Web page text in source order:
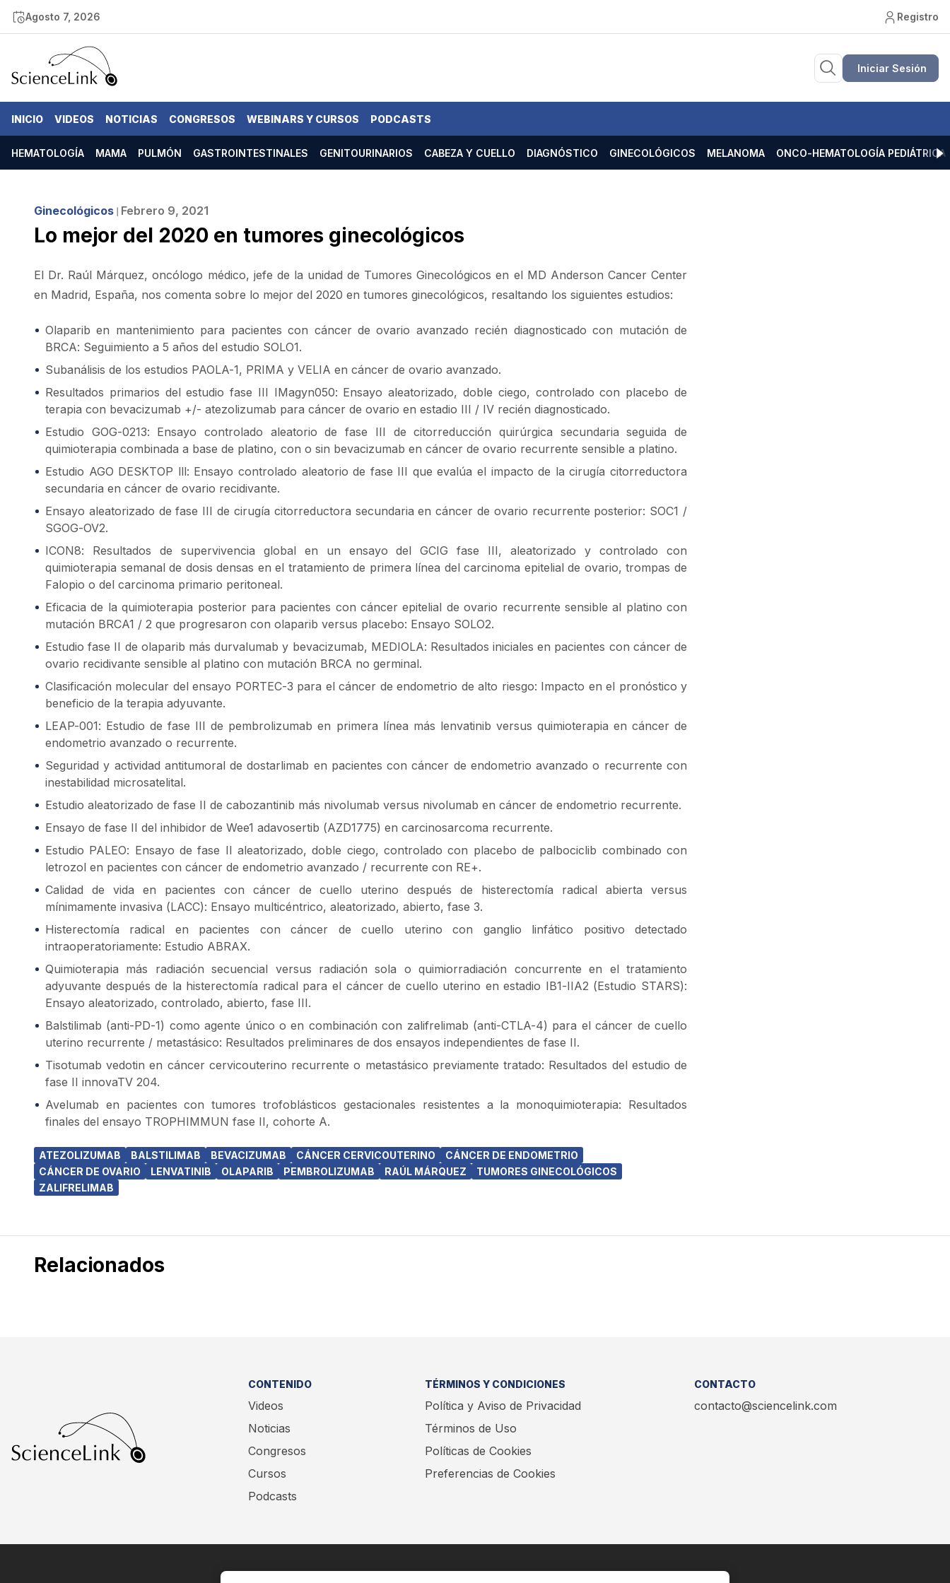
Agosto 7, 2026 Registro
Iniciar Sesión
INICIO VIDEOS NOTICIAS CONGRESOS WEBINARS Y CURSOS PODCASTS
HEMATOLOGÍA MAMA PULMÓN GASTROINTESTINALES GENITOURINARIOS CABEZA Y CUELLO DIAGNÓSTICO GINECOLÓGICOS MELANOMA ONCO-HEMATOLOGÍA PEDIÁTRICA
Ginecológicos ❘ Febrero 9, 2021
Lo mejor del 2020 en tumores ginecológicos
El Dr. Raúl Márquez, oncólogo médico, jefe de la unidad de Tumores Ginecológicos en el MD Anderson Cancer Center
en Madrid, España, nos comenta sobre lo mejor del 2020 en tumores ginecológicos, resaltando los siguientes estudios:
Olaparib en mantenimiento para pacientes con cáncer de ovario avanzado recién diagnosticado con mutación de
BRCA: Seguimiento a 5 años del estudio SOLO1.
Subanálisis de los estudios PAOLA-1, PRIMA y VELIA en cáncer de ovario avanzado.
Resultados primarios del estudio fase III IMagyn050: Ensayo aleatorizado, doble ciego, controlado con placebo de
terapia con bevacizumab +/- atezolizumab para cáncer de ovario en estadio III / IV recién diagnosticado.
Estudio GOG-0213: Ensayo controlado aleatorio de fase III de citorreducción quirúrgica secundaria seguida de
quimioterapia combinada a base de platino, con o sin bevacizumab en cáncer de ovario recurrente sensible a platino.
Estudio AGO DESKTOP lll: Ensayo controlado aleatorio de fase III que evalúa el impacto de la cirugía citorreductora
secundaria en cáncer de ovario recidivante.
Ensayo aleatorizado de fase III de cirugía citorreductora secundaria en cáncer de ovario recurrente posterior: SOC1 /
SGOG-OV2.
ICON8: Resultados de supervivencia global en un ensayo del GCIG fase III, aleatorizado y controlado con
quimioterapia semanal de dosis densas en el tratamiento de primera línea del carcinoma epitelial de ovario, trompas de
Falopio o del carcinoma primario peritoneal.
Eficacia de la quimioterapia posterior para pacientes con cáncer epitelial de ovario recurrente sensible al platino con
mutación BRCA1 / 2 que progresaron con olaparib versus placebo: Ensayo SOLO2.
Estudio fase II de olaparib más durvalumab y bevacizumab, MEDIOLA: Resultados iniciales en pacientes con cáncer de
ovario recidivante sensible al platino con mutación BRCA no germinal.
Clasificación molecular del ensayo PORTEC-3 para el cáncer de endometrio de alto riesgo: Impacto en el pronóstico y
beneficio de la terapia adyuvante.
LEAP-001: Estudio de fase III de pembrolizumab en primera línea más lenvatinib versus quimioterapia en cáncer de
endometrio avanzado o recurrente.
Seguridad y actividad antitumoral de dostarlimab en pacientes con cáncer de endometrio avanzado o recurrente con
inestabilidad microsatelital.
Estudio aleatorizado de fase II de cabozantinib más nivolumab versus nivolumab en cáncer de endometrio recurrente.
Ensayo de fase II del inhibidor de Wee1 adavosertib (AZD1775) en carcinosarcoma recurrente.
Estudio PALEO: Ensayo de fase II aleatorizado, doble ciego, controlado con placebo de palbociclib combinado con
letrozol en pacientes con cáncer de endometrio avanzado / recurrente con RE+.
Calidad de vida en pacientes con cáncer de cuello uterino después de histerectomía radical abierta versus
mínimamente invasiva (LACC): Ensayo multicéntrico, aleatorizado, abierto, fase 3.
Histerectomía radical en pacientes con cáncer de cuello uterino con ganglio linfático positivo detectado
intraoperatoriamente: Estudio ABRAX.
Quimioterapia más radiación secuencial versus radiación sola o quimiorradiación concurrente en el tratamiento
adyuvante después de la histerectomía radical para el cáncer de cuello uterino en estadio IB1-IIA2 (Estudio STARS):
Ensayo aleatorizado, controlado, abierto, fase III.
Balstilimab (anti-PD-1) como agente único o en combinación con zalifrelimab (anti-CTLA-4) para el cáncer de cuello
uterino recurrente / metastásico: Resultados preliminares de dos ensayos independientes de fase II.
Tisotumab vedotin en cáncer cervicouterino recurrente o metastásico previamente tratado: Resultados del estudio de
fase II innovaTV 204.
Avelumab en pacientes con tumores trofoblásticos gestacionales resistentes a la monoquimioterapia: Resultados
finales del ensayo TROPHIMMUN fase II, cohorte A.
ATEZOLIZUMAB BALSTILIMAB BEVACIZUMAB CÁNCER CERVICOUTERINO
CÁNCER DE ENDOMETRIO
CÁNCER DE OVARIO
LENVATINIB OLAPARIB PEMBROLIZUMAB RAÚL MÁRQUEZ
TUMORES GINECOLÓGICOS
ZALIFRELIMAB
Relacionados
CONTENIDO
Videos
Noticias
Congresos
Cursos
Podcasts
TÉRMINOS Y CONDICIONES
Política y Aviso de Privacidad
Términos de Uso
Políticas de Cookies
Preferencias de Cookies
CONTACTO
contacto@sciencelink.com